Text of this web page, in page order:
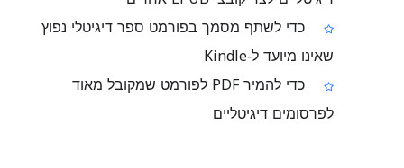
כדי לשתף מסמך בפורמט ספר דיגיטלי נפוץ
שאינו מיועד ל‑Kindle
כדי להמיר PDF לפורמט שמקובל מאוד
לפרסומים דיגיטליים